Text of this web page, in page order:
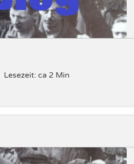
Lesezeit: ca 2 Min